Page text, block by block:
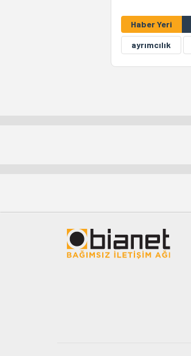
Haber Yeri
ayrımcılık